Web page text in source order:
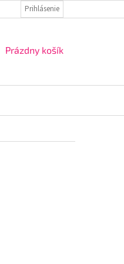
VRÁTENIE TOVARU A
Prihlásenie
NÁKUPNÝ
Prázdny košík